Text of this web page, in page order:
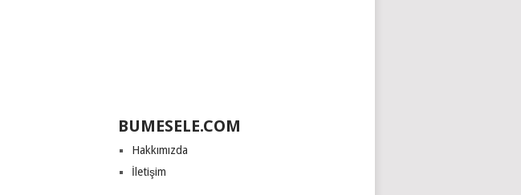
BUMESELE.COM
Hakkımızda
İletişim